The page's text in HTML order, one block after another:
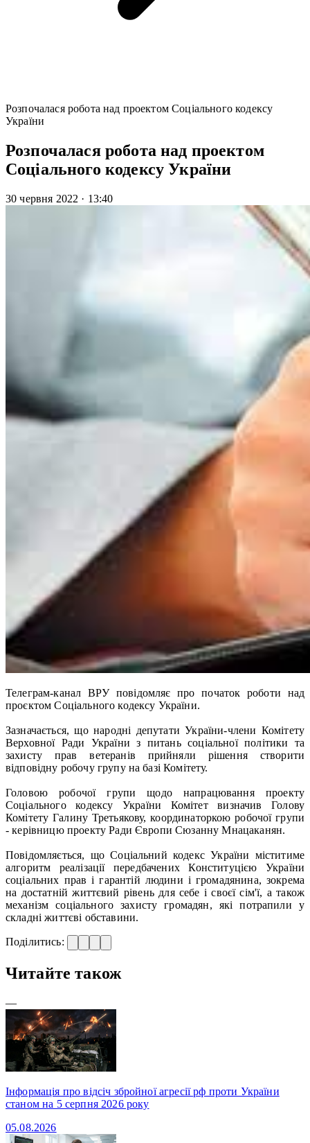
Розпочалася робота над проектом Соціального кодексу
України
Розпочалася робота над проектом
Соціального кодексу України
30 червня 2022 · 13:40
Телеграм-канал ВРУ повідомляє про початок роботи над
проєктом Соціального кодексу України.
Зазначається, що народні депутати України-члени Комітету
Верховної Ради України з питань соціальної політики та
захисту прав ветеранів прийняли рішення створити
відповідну робочу групу на базі Комітету.
Головою робочої групи щодо напрацювання проекту
Соціального кодексу України Комітет визначив Голову
Комітету Галину Третьякову, координаторкою робочої групи
- керівницю проекту Ради Європи Сюзанну Мнацаканян.
Повідомляється, що Соціальний кодекс України міститиме
алгоритм реалізації передбачених Конституцією України
соціальних прав і гарантій людини і громадянина, зокрема
на достатній життєвий рівень для себе і своєї сім'ї, а також
механізм соціального захисту громадян, які потрапили у
складні життєві обставини.
Поділитись:
Читайте також
—
Інформація про відсіч збройної агресії рф проти України
станом на 5 серпня 2026 року
05.08.2026